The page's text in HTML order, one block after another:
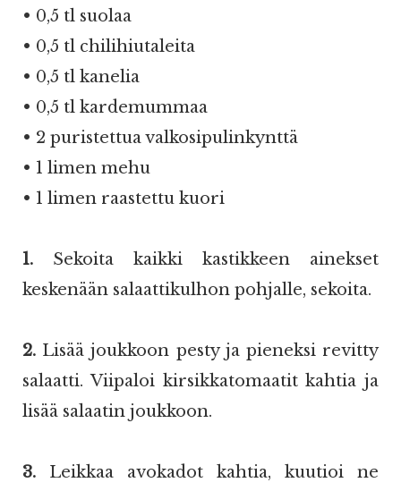
• 0,5 tl suolaa
• 0,5 tl chilihiutaleita
• 0,5 tl kanelia
• 0,5 tl kardemummaa
• 2 puristettua valkosipulinkynttä
• 1 limen mehu
• 1 limen raastettu kuori
1. Sekoita kaikki kastikkeen ainekset
keskenään salaattikulhon pohjalle, sekoita.
2. Lisää joukkoon pesty ja pieneksi revitty
salaatti. Viipaloi kirsikkatomaatit kahtia ja
lisää salaatin joukkoon.
3. Leikkaa avokadot kahtia, kuutioi ne